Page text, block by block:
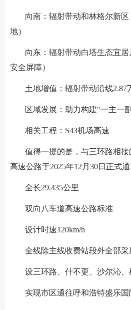
向南：辐射带动和林格尔新
地）
向东：辐射带动白塔生态宜
安全屏障）
土地增值：辐射带动沿线2.87
区域发展：助力构建"一主一
相关工程：S43机场高速
值得一提的是，与三环路相接
高速公路于2025年12月30日正式通
全长29.435公里
双向八车道高速公路标准
设计时速120km/h
全线除主线收费站段外全部采
设三环路、什不更、沙尔沁
实现市区通往呼和浩特盛乐